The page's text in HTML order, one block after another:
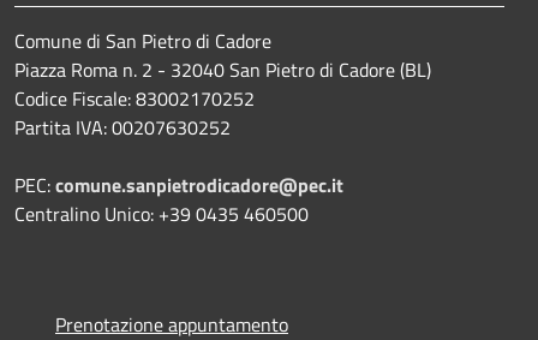
Comune di San Pietro di Cadore
Piazza Roma n. 2 - 32040 San Pietro di Cadore (BL)
Codice Fiscale: 83002170252
Partita IVA: 00207630252
PEC:comune.sanpietrodicadore@pec.it
Centralino Unico: +39 0435 460500
Prenotazione appuntamento